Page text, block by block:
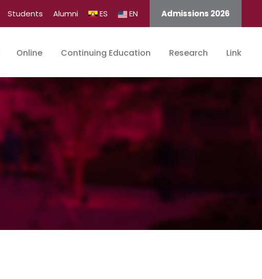
Students Alumni ES EN Admissions 2026
Online Continuing Education Research Link